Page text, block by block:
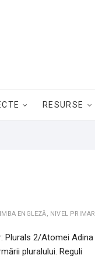
RESURSE
ENGLEZĂ, NIVEL PRIMAR
Plurals 2/Atomei Adina
pluralului. Reguli